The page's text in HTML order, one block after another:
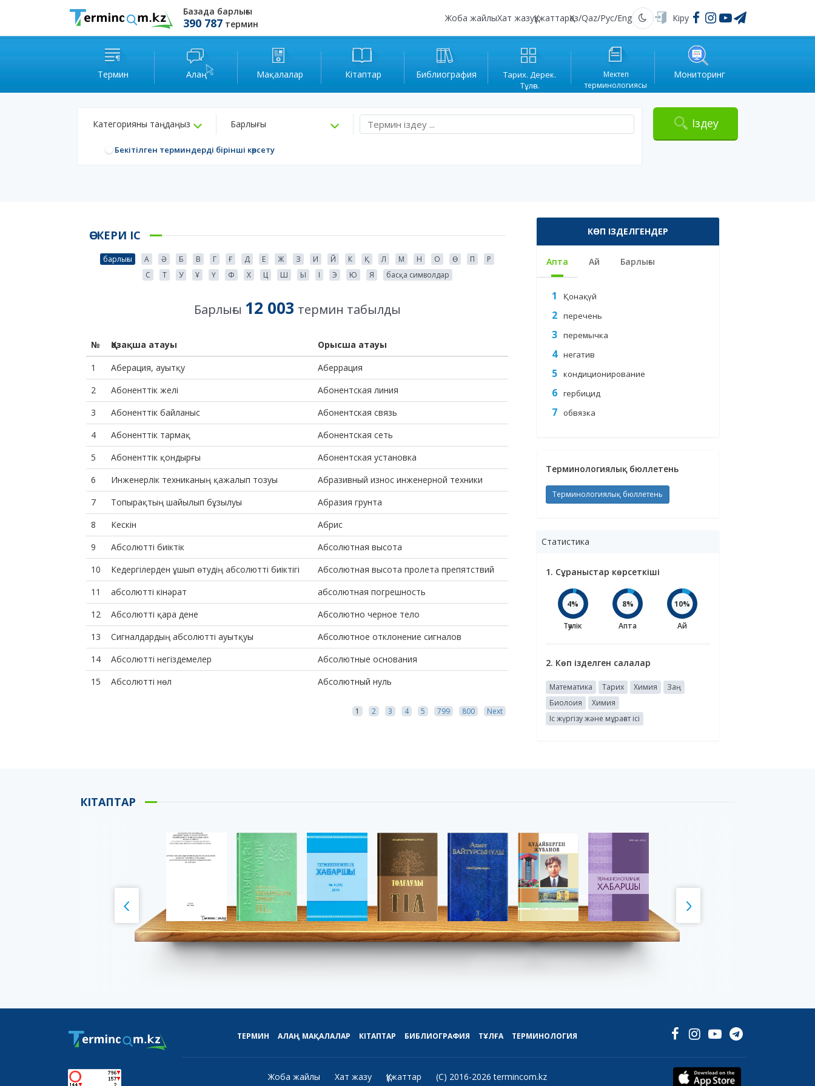
Базада барлығы
390 787 термин
Жоба жайлыХат жазуҚұжаттарҚаз/Qaz/Рус/Eng Қараңғы Кіру
Термин Алаң Мақалалар Кітаптар Библиография
Тарих. Дерек.
Тұлға.
Мектеп
терминологиясы
Мониторинг
Категорияны таңдаңыз Барлығы
Бекітілген терминдерді бірінші көрсету
Іздеу
ӘСКЕРИ ІС
барлығы А Ә Б В Г Ғ Д Е Ж З И Й К Қ Л М Н О Ө П
Р
С
Т У Ұ Ү Ф Х Ц Ш Ы І Э Ю Я басқа символдар
Барлығы 12 003 термин табылды
№ Қазақша атауы
Орысша атауы
1
Аберация, ауытқу
Аберрация
2
Абоненттік желі
Абонентская линия
3
Абоненттік байланыс
Абонентская связь
4
Абоненттік тармақ
Абонентская сеть
5
Абоненттік қондырғы
Абонентская установка
6
Инженерлік техниканың қажалып тозуы
Абразивный износ инженерной техники
7
Топырақтың шайылып бұзылуы
Абразия грунта
8
Кескін
Абрис
9
Абсолютті биіктік
Абсолютная высота
10
Кедергілерден ұшып өтудің абсолютті биіктігі
Абсолютная высота пролета препятствий
11
абсолютті кінәрат
абсолютная погрешность
12
Абсолютті қара дене
Абсолютно черное тело
13
Сигналдардың абсолютті ауытқуы
Абсолютное отклонение сигналов
14
Абсолютті негіздемелер
Абсолютные основания
15
Абсолютті нөл Абсолютный нуль
1 2 3 4 5 799 800 Next
КӨП ІЗДЕЛГЕНДЕР
Апта Ай Барлығы
Қонақүй
перечень
перемычка
негатив
кондиционирование
гербицид
обвязка
Терминологиялық бюллетень
Терминологиялық бюллетень
Статистика
1. Сұраныстар көрсеткіші
4%
Тәулік
8%
Апта
10%
Ай
2. Көп ізделген салалар
Математика Тарих Химия
Заң
Биолоия
Химия
Іс жүргізу және мұрағат ісі
КІТАПТАР
ТЕРМИН АЛАҢ МАҚАЛАЛАР КІТАПТАР БИБЛИОГРАФИЯ ТҰЛҒА ТЕРМИНОЛОГИЯ
Жоба жайлы Хат жазу Құжаттар (C) 2016-2026 termincom.kz